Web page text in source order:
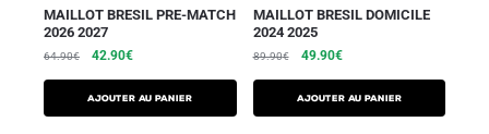
MAILLOT BRESIL PRE-MATCH
2026 2027
64.90€ 42.90€
AJOUTER AU PANIER
MAILLOT BRESIL DOMICILE
2024 2025
89.90€ 49.90€
AJOUTER AU PANIER